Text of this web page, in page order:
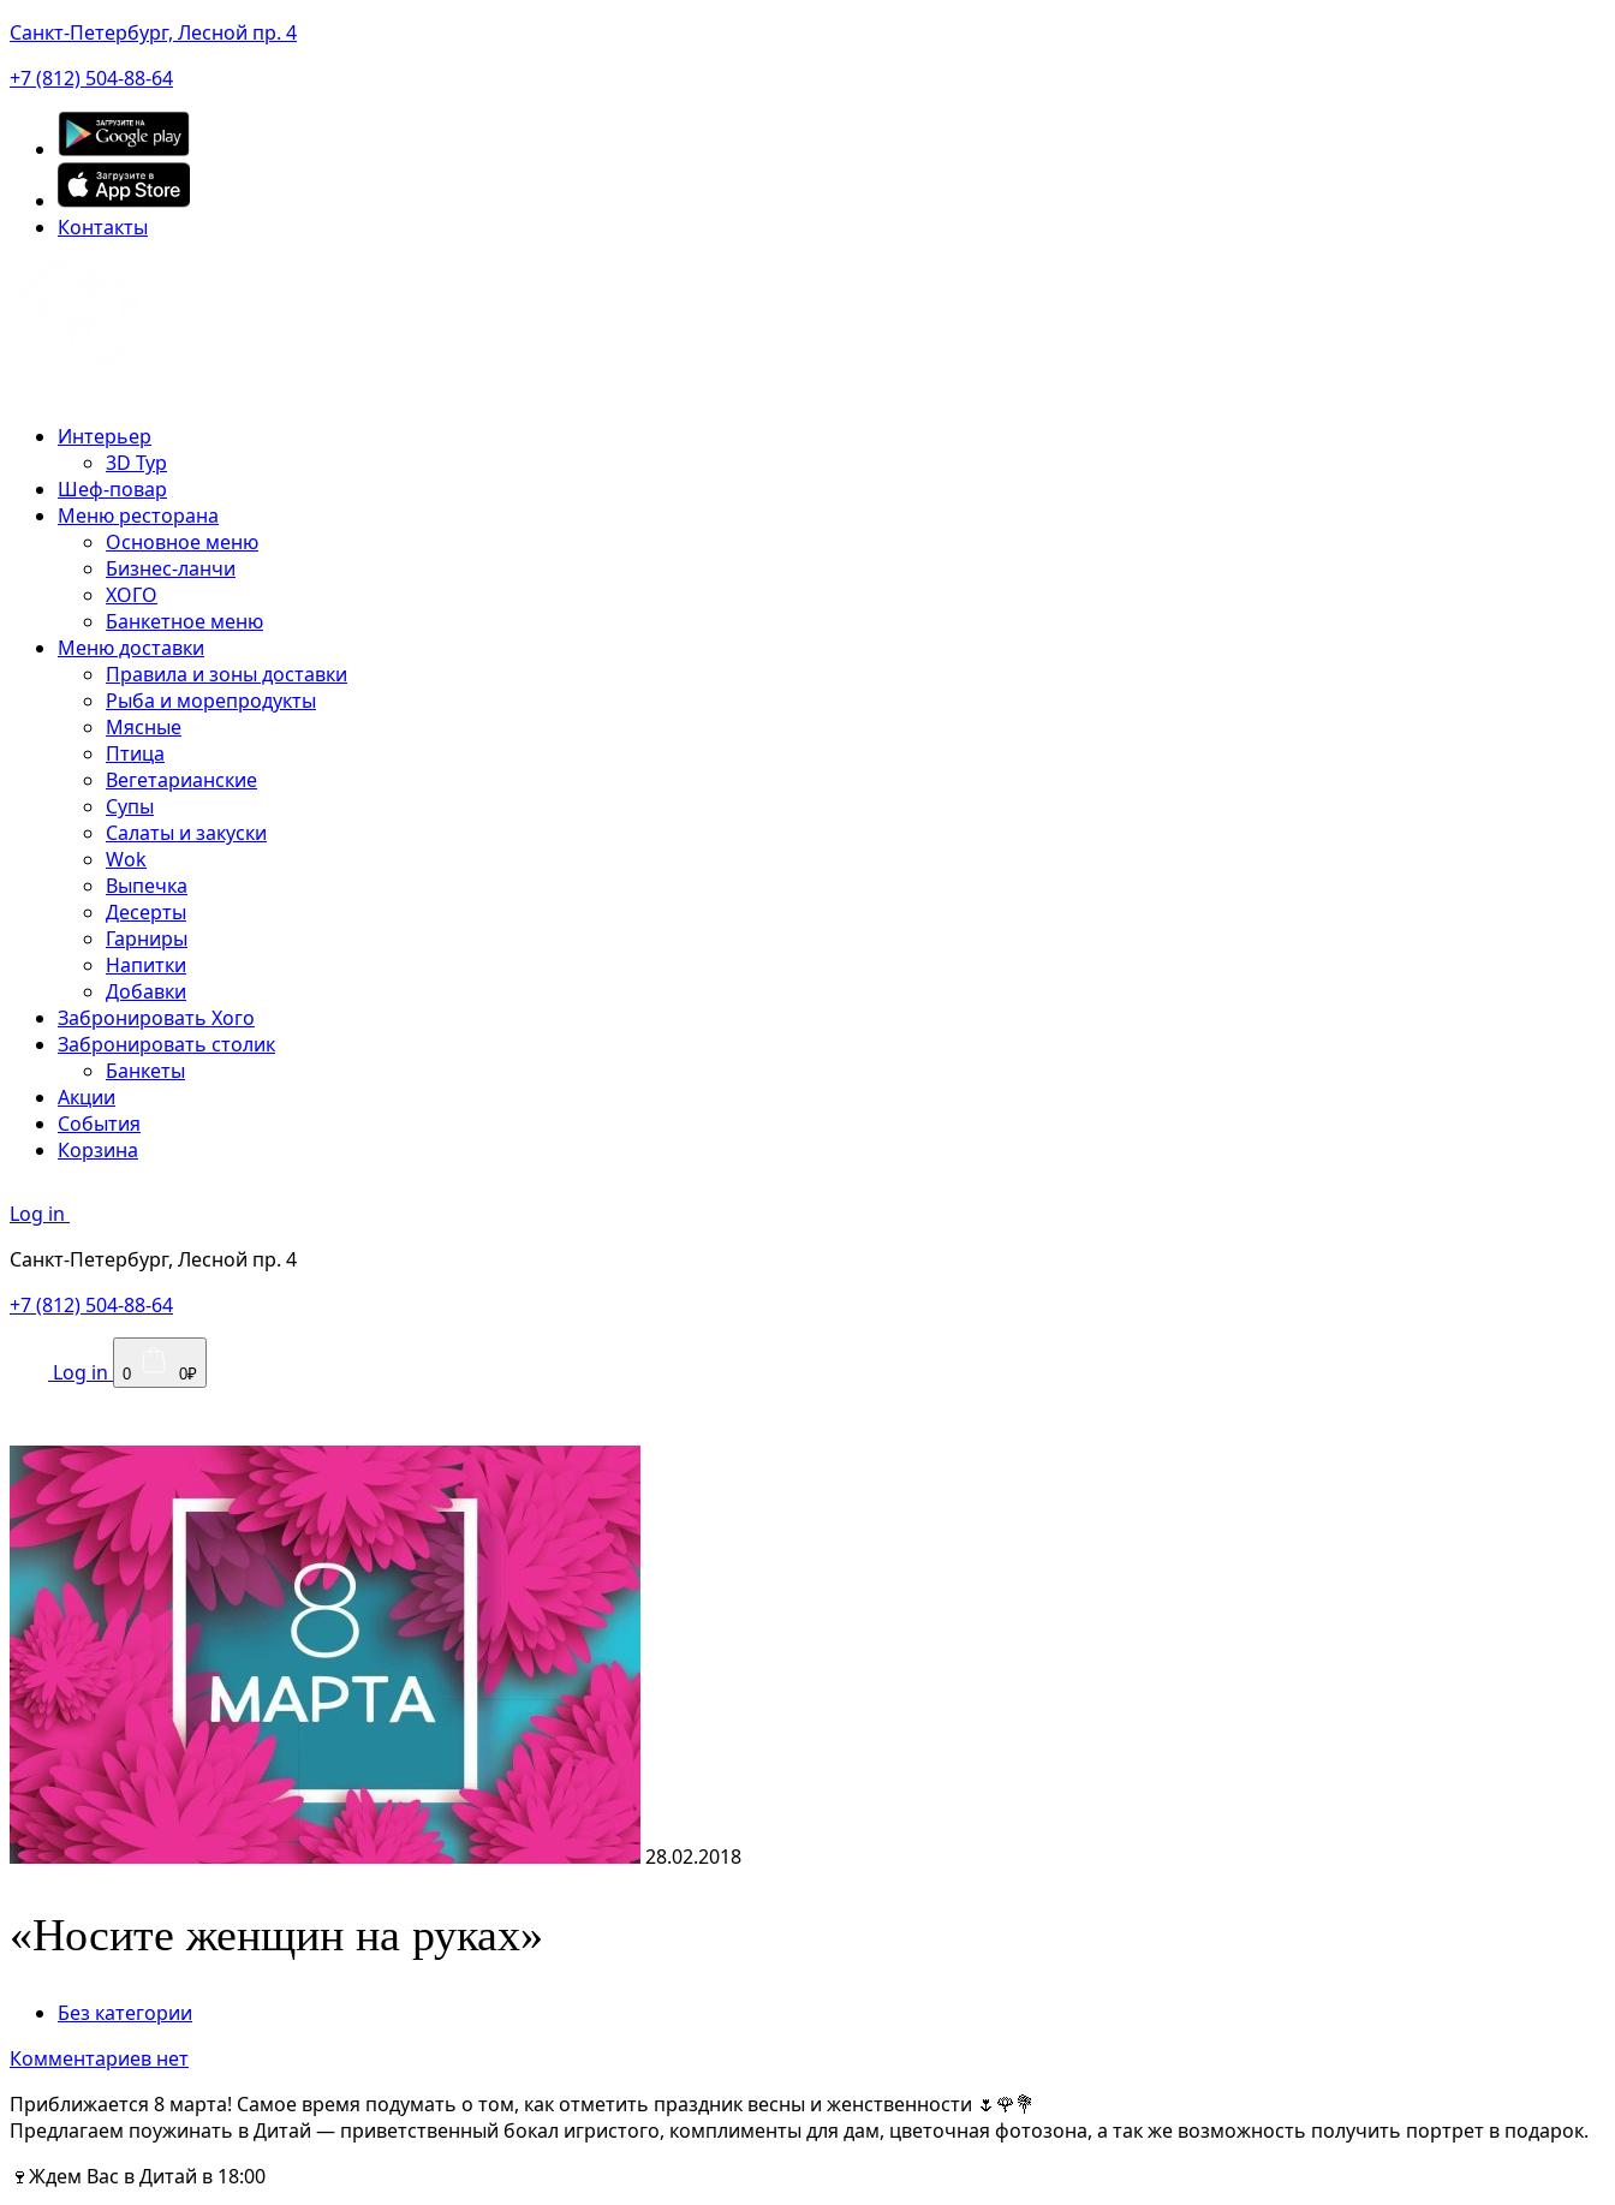
Санкт-Петербург, Лесной пр. 4
+7 (812) 504-88-64
Контакты
Интерьер
3D Тур
Шеф-повар
Меню ресторана
Основное меню
Бизнес-ланчи
ХОГО
Банкетное меню
Меню доставки
Правила и зоны доставки
Рыба и морепродукты
Мясные
Птица
Вегетарианские
Супы
Салаты и закуски
Wok
Выпечка
Десерты
Гарниры
Напитки
Добавки
Забронировать Хого
Забронировать столик
Банкеты
Акции
События
Корзина
Log in
Санкт-Петербург, Лесной пр. 4
+7 (812) 504-88-64
Log in 0 0₽
28.02.2018
«Носите женщин на руках»
Без категории
Комментариев нет
Приближается 8 марта! Самое время подумать о том, как отметить праздник весны и женственности 🌷🌹💐
Предлагаем поужинать в Дитай — приветственный бокал игристого, комплименты для дам, цветочная фотозона, а так же возможность получить портрет в подарок.
🍷Ждем Вас в Дитай в 18:00